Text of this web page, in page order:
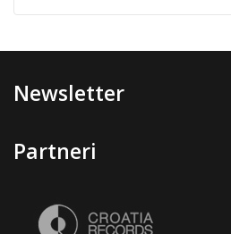
Newsletter
Partneri